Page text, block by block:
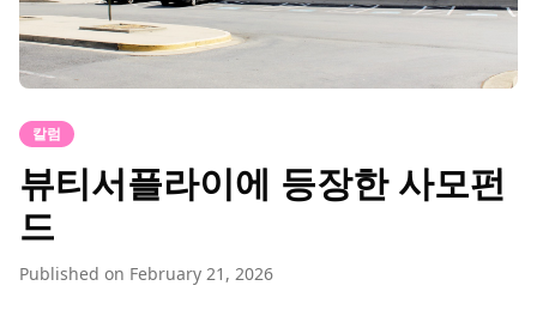
칼럼
뷰티서플라이에 등장한 사모펀
드
Published on February 21, 2026